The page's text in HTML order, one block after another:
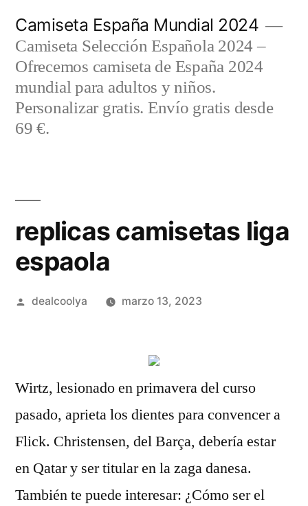
contenido
Camiseta España Mundial 2024
Camiseta Selección Española 2024 –
Ofrecemos camiseta de España 2024
mundial para adultos y niños.
Personalizar gratis. Envío gratis desde
69 €.
replicas camisetas liga
espaola
Publicado
dealcoolya marzo 13, 2023
Wirtz, lesionado en primavera del curso
pasado, aprieta los dientes para convencer a
Flick. Christensen, del Barça, debería estar
en Qatar y ser titular en la zaga danesa.
También te puede interesar: ¿Cómo ser el